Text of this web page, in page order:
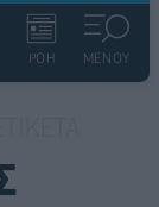
ΡΟΗ ΜΕΝΟΥ